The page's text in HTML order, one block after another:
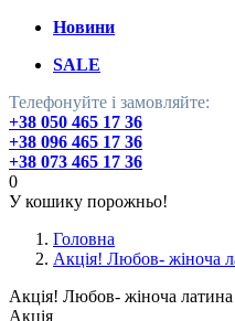
Новини
SALE
Телефонуйте і замовляйте:
+38 050 465 17 36
+38 096 465 17 36
+38 073 465 17 36
0
У кошику порожньо!
Головна
Акція! Любов- жіноча
Акція! Любов- жіноча
Акція